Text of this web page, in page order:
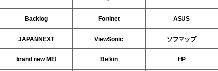
Backlog Fortinet ASUS
JAPANNEXT ViewSonic ソフマップ
brand new ME! Belkin HP